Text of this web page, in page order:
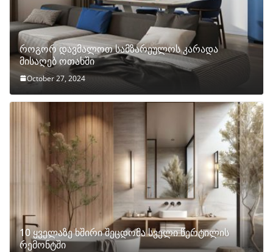
როგორ დავმალოთ სამზარეულოს კარადა
მისაღებ ოთახში
October 27, 2024
10 ყველაზე ხშირი შეცდომა სველი წერტილის
რემონტში